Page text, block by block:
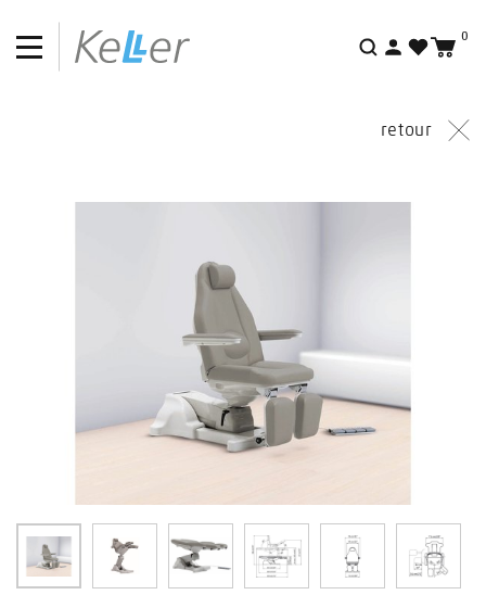
Recherche
0
retour
0 1 2 3 4 5